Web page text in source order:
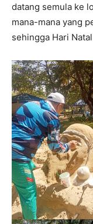
datang semula ke
mana-mana yang
sehingga Hari